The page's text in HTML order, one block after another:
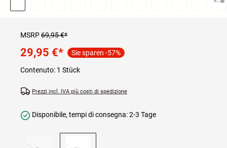
MSRP69,95 €*
29,95 €* Sie sparen -57%
Contenuto: 1 Stück
Prezzi incl. IVA più costi di spedizione
Disponibile, tempi di consegna: 2-3 Tage